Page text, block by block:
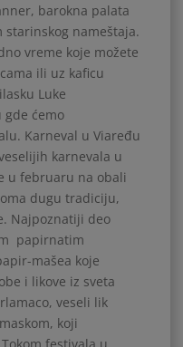
barokna palata
nameštaja.
vreme koje možete
ili uz kaficu
Luke
gde ćemo
Karneval u Viaređu
karnevala u
u februaru na obali
dugu tradiciju,
Najpoznatiji deo
papirnatim
mašea koje
i likove iz sveta
veseli lik
koji